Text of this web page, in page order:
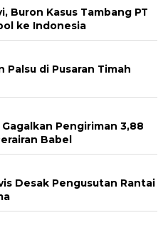
Buron Kasus Tambang PT
ke Indonesia
Palsu di Pusaran Timah
Pengiriman 3,88
Babel
Desak Pengusutan Rantai